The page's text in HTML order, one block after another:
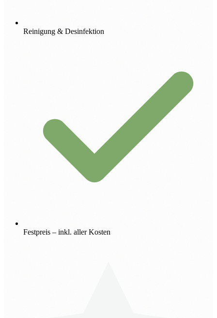
Reinigung & Desinfektion
Festpreis – inkl. aller Kosten